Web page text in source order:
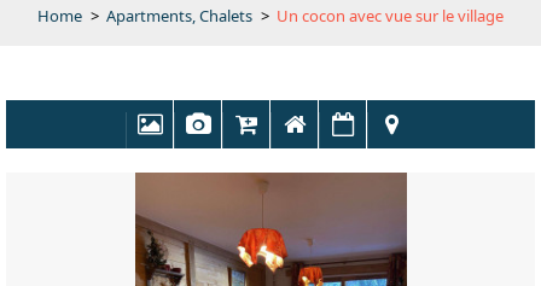
Home > Apartments, Chalets > Un cocon avec vue sur le village